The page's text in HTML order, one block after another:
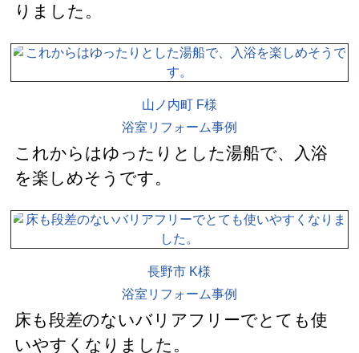
りました。
山ノ内町 F様
浴室リフォーム事例
これからはゆったりとした湯船で、入浴
を楽しめそうです。
長野市 K様
浴室リフォーム事例
床も段差のないバリアフリーでとても使
いやすくなりました。